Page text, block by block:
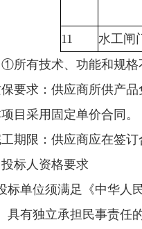
11 水工闸
所有技术、功能和规格
要求：供应商所供产品
目采用固定单价合同。
期限：供应商应在签订
标人资格要求
标单位须满足《中华人
具有独立承担民事责任